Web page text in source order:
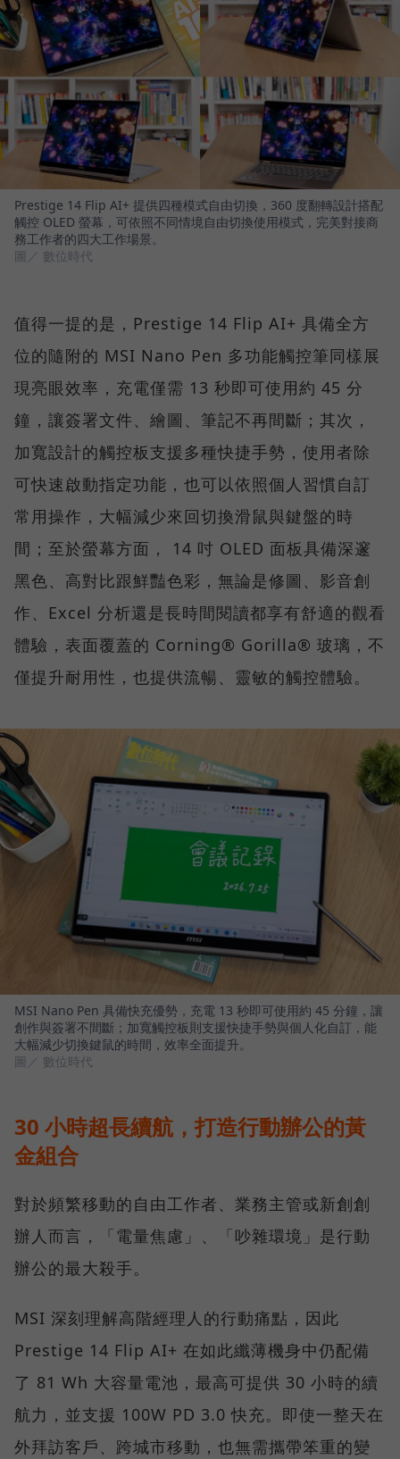
Prestige 14 Flip AI+ 提供四種模式自由切換，360 度翻轉設計搭配
觸控 OLED 螢幕，可依照不同情境自由切換使用模式，完美對接商
務工作者的四大工作場景。
圖／ 數位時代
值得一提的是，Prestige 14 Flip AI+ 具備全方
位的隨附的 MSI Nano Pen 多功能觸控筆同樣展
現亮眼效率，充電僅需 13 秒即可使用約 45 分
鐘，讓簽署文件、繪圖、筆記不再間斷；其次，
加寬設計的觸控板支援多種快捷手勢，使用者除
可快速啟動指定功能，也可以依照個人習慣自訂
常用操作，大幅減少來回切換滑鼠與鍵盤的時
間；至於螢幕方面， 14 吋 OLED 面板具備深邃
黑色、高對比跟鮮豔色彩，無論是修圖、影音創
作、Excel 分析還是長時間閱讀都享有舒適的觀看
體驗，表面覆蓋的 Corning® Gorilla® 玻璃，不
僅提升耐用性，也提供流暢、靈敏的觸控體驗。
MSI Nano Pen 具備快充優勢，充電 13 秒即可使用約 45 分鐘，讓
創作與簽署不間斷；加寬觸控板則支援快捷手勢與個人化自訂，能
大幅減少切換鍵鼠的時間，效率全面提升。
圖／ 數位時代
30 小時超長續航，打造行動辦公的黃
金組合
對於頻繁移動的自由工作者、業務主管或新創創
辦人而言，「電量焦慮」、「吵雜環境」是行動
辦公的最大殺手。
MSI 深刻理解高階經理人的行動痛點，因此
Prestige 14 Flip AI+ 在如此纖薄機身中仍配備
了 81 Wh 大容量電池，最高可提供 30 小時的續
航力，並支援 100W PD 3.0 快充。即使一整天在
外拜訪客戶、跨城市移動，也無需攜帶笨重的變